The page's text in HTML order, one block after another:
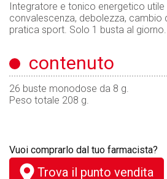
Integratore e tonico energetico
convalescenza, debolezza, cambio
pratica sport. Solo 1 busta al giorno.
contenuto
26 buste monodose da 8 g.
Peso totale 208 g.
Vuoi comprarlo dal tuo farmacista?
Trova il punto vendita